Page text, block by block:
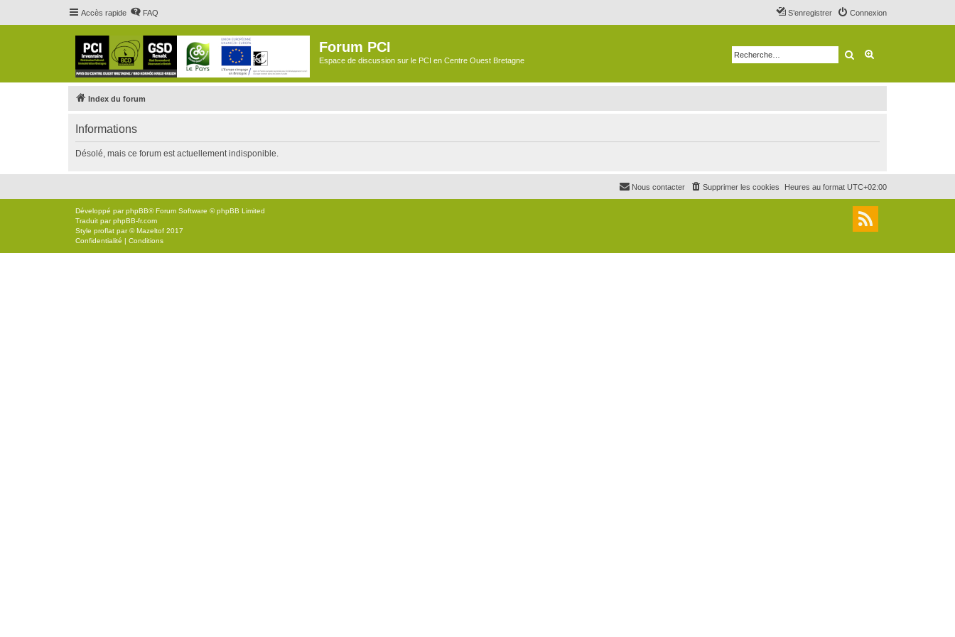
Accès rapide FAQ Connexion
S’enregistrer
Forum PCI
Espace de discussion sur le PCI en Centre Ouest Bretagne Rechercher
Index du forum
Informations
Désolé, mais ce forum est actuellement indisponible.
Heures au format UTC+02:00
Supprimer les cookies
Nous contacter
Développé parphpBB® Forum Software © phpBB Limited
Traduit parphpBB-fr.com
Style proflat par ©Mazeltof 2017
Confidentialité | Conditions